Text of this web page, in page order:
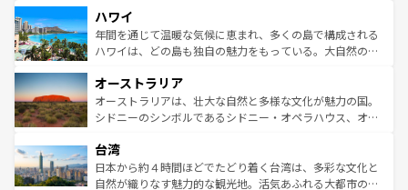
ば市内交通費無料で観光を楽しむこともできる。 なお、新
着のスイス情報はコンテンツ一覧 を参照してほしい。
のような巨大都市は、観光、ショッピング、エンターテイ
ンメントが詰まった刺激的なスポットだ。一方、アメリカ
西部には大自然が広がり、グランドキャニオンやイエロー
部のニューオーリンズでは、音楽と美食が融合した独特の
文化が魅力。旅行者はアメリカの各地域で異なる魅力を楽
しみながら、その多様性と豊かな歴史を感じることができ
ならではの贅沢な旅のスタイルだ。 なお、新着のアメリカ
情報はコンテンツ一覧を参照してほしい。
ハワイ
年間を通じて温暖な気候に恵まれ、多くの島で構成される
ハワイは、どの島も独自の魅力をもっている。大自然の神
ワイ島は見逃せない。また、定番の観光地といえばオアフ
島だが、静かな自然を求めるならマウイ島やカウアイ島が
おすすめ。エメラルドグリーンに輝く海をはじめ、豊かな
れるおもてなしの心で訪れる人々を迎えてくれるハワイの
人々、おいしいローカルフードやハワイアンミュージッ
ク、伝統的なフラダンスなど、すべてがハワイの魅力を彩
オーストラリア
オーストラリアは、壮大な自然と多様な文化が魅力の国。
シドニーのシンボルであるシドニー・オペラハウス、オー
リアリーフや大陸中央部にそびえるウルル（エアーズロッ
ク）、タスマニアの美しい原生林やケアンズの熱帯雨林な
ど、見どころがたくさん。また、カフェやワイン、オージ
台湾
日本から約４時間ほどでたどり着く台湾は、多彩な文化と
自然が織りなす魅力的な観光地。活気あふれる大都市の台